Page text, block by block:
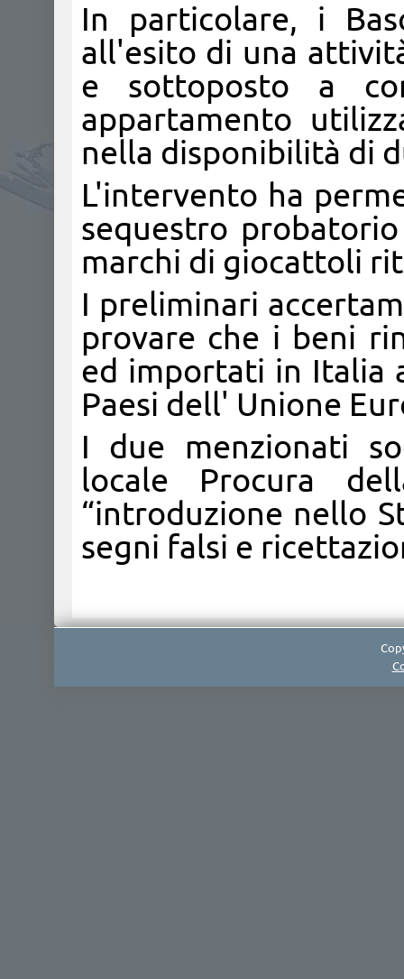
In particolare, i
all'esito di una
e sottoposto a
appartamento
nella disponibilità di
L'intervento ha
sequestro
marchi di giocattoli
I preliminari
provare che i beni
ed importati in Italia
Paesi dell' Unione
I due menzionati
locale Procura
“introduzione nello
segni falsi e